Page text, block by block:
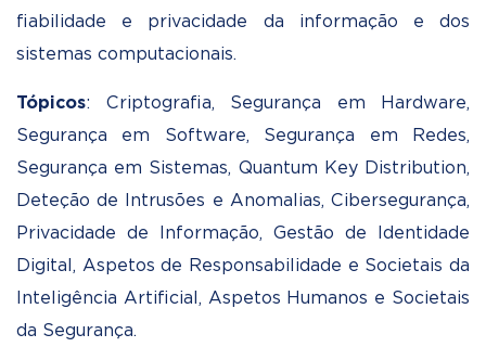
fiabilidade e privacidade da informação e dos
sistemas computacionais.
Tópicos: Criptografia, Segurança em Hardware,
Segurança em Software, Segurança em Redes,
Segurança em Sistemas, Quantum Key Distribution,
Deteção de Intrusões e Anomalias, Cibersegurança,
Privacidade de Informação, Gestão de Identidade
Digital, Aspetos de Responsabilidade e Societais da
Inteligência Artificial, Aspetos Humanos e Societais
da Segurança.